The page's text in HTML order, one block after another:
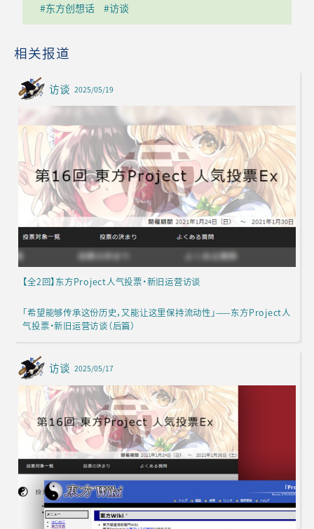
#东方创想话 #访谈
相关报道
访谈 2025/05/19
【全2回】东方Project人气投票·新旧运营访谈
「希望能够传承这份历史，又能让这里保持流动性」——东方Project人
气投票·新旧运营访谈（后篇）
访谈 2025/05/17